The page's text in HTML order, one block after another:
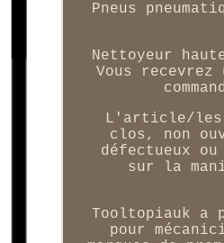
Pneus
Nettoyeur
Vous
L'article/les
clos, non
défectueux
sur la
Tooltopiauk a
pour